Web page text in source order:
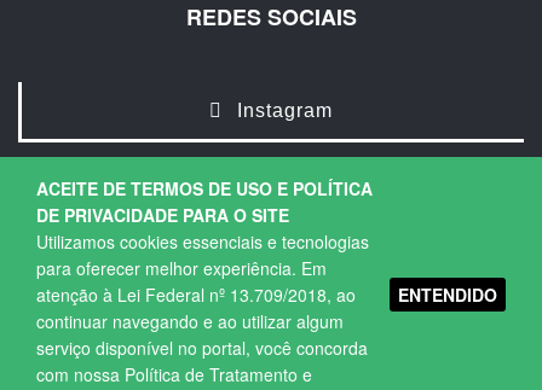
ACEITE DE TERMOS DE USO E POLÍTICA
DE PRIVACIDADE PARA O SITE
Utilizamos cookies essenciais e tecnologias
para oferecer melhor experiência. Em
atenção à Lei Federal nº 13.709/2018, ao
continuar navegando e ao utilizar algum
serviço disponível no portal, você concorda
com nossa Política de Tratamento e
ENTENDIDO
REDES SOCIAIS
Instagram
Copyright © 2026. Todos os direitos Reservados.
Política de Privacidade |Termos de Uso